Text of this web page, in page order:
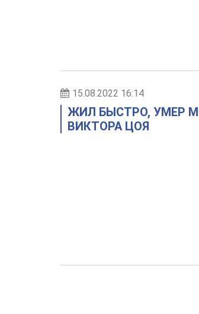
15.08.2022 16:14
ЖИЛ БЫСТРО, УМЕР
ВИКТОРА ЦОЯ